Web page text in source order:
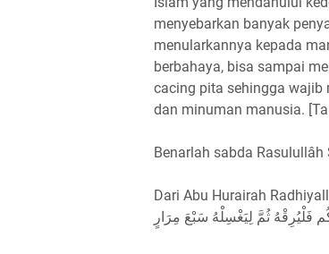
menyebarkan banyak
menularkannya kepada
berbahaya, bisa sampai
cacing pita sehingga wajib
dan minuman manusia.
Benarlah sabda
Dari Abu Hurairah
فَلْيُرِقْهُ ثُمَّ لِيَغْسِلْهُ سَبْعَ مِرَارٍ